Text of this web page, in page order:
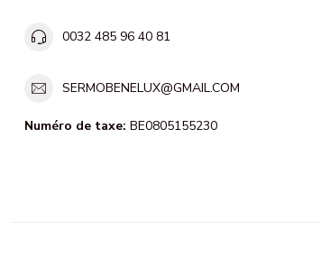
0032 485 96 40 81
SERMOBENELUX@GMAIL.COM
Numéro de taxe: BE0805155230